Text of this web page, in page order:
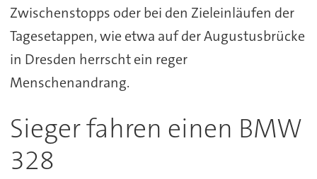
Zwischenstopps oder bei den Zieleinläufen der
Tagesetappen, wie etwa auf der Augustusbrücke
in Dresden herrscht ein reger
Menschenandrang.
Sieger fahren einen BMW
328